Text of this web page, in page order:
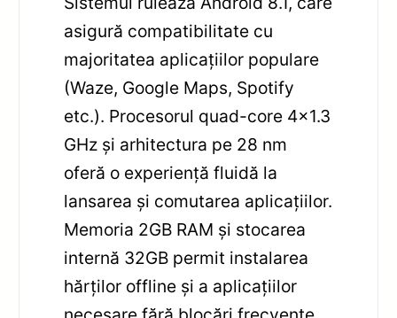
asigură compatibilitate cu
majoritatea aplicațiilor populare
(Waze, Google Maps, Spotify
etc.). Procesorul quad-core 4×1.3
GHz și arhitectura pe 28 nm
oferă o experiență fluidă la
lansarea și comutarea aplicațiilor.
Memoria 2GB RAM și stocarea
internă 32GB permit instalarea
hărților offline și a aplicațiilor